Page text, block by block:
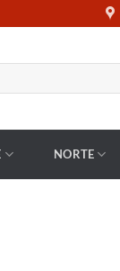
NORTE